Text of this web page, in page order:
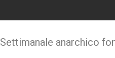
Settimanale anarchico